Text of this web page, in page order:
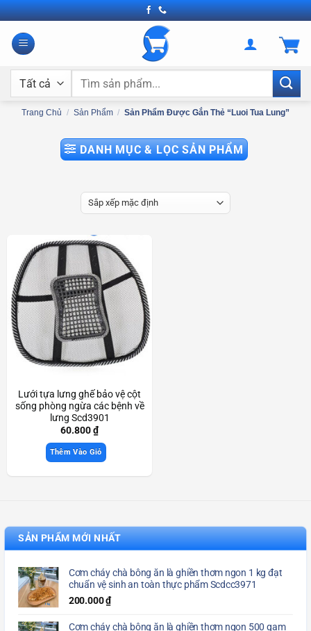
Bỏ
qua
nội
Tìm
Trang Chủ / Sản Phẩm / Sản Phẩm Được Gắn Thẻ “luoi Tua Lung”
DANH MỤC & LỌC SẢN PHẨM
Lưới tựa lưng ghế bảo vệ cột
sống phòng ngừa các bệnh về
lưng Scd3901
60.800₫
Thêm Vào Giỏ
SẢN PHẨM MỚI NHẤT
Cơm cháy chà bông ăn là ghiền thơm ngon 1 kg đạt
chuẩn vệ sinh an toàn thực phẩm Scdcc3971
200.000₫
Cơm cháy chà bông ăn là ghiền thơm ngon 500 gam